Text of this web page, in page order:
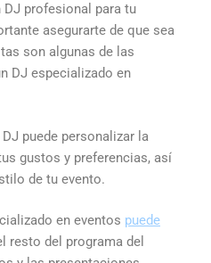
profesional para tu
asegurarte de que sea
son algunas de las
DJ especializado en
puede personalizar la
gustos y preferencias, así
de tu evento.
en eventos puede
resto del programa del